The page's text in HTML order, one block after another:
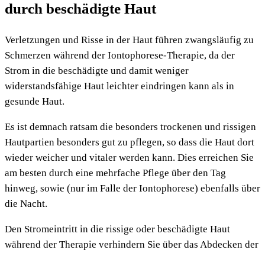
durch beschädigte Haut
Verletzungen und Risse in der Haut führen zwangsläufig zu
Schmerzen während der Iontophorese-Therapie, da der
Strom in die beschädigte und damit weniger
widerstandsfähige Haut leichter eindringen kann als in
gesunde Haut.
Es ist demnach ratsam die besonders trockenen und rissigen
Hautpartien besonders gut zu pflegen, so dass die Haut dort
wieder weicher und vitaler werden kann. Dies erreichen Sie
am besten durch eine mehrfache Pflege über den Tag
hinweg, sowie (nur im Falle der Iontophorese) ebenfalls über
die Nacht.
Den Stromeintritt in die rissige oder beschädigte Haut
während der Therapie verhindern Sie über das Abdecken der